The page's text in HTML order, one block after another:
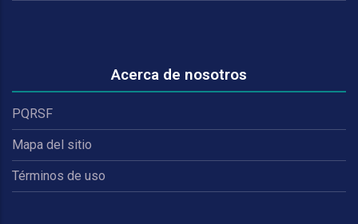
Acerca de nosotros
PQRSF
Mapa del sitio
Términos de uso